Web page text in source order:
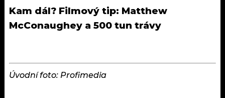
Kam dál? Filmový tip: Matthew
McConaughey a 500 tun trávy
Úvodní foto: Profimedia